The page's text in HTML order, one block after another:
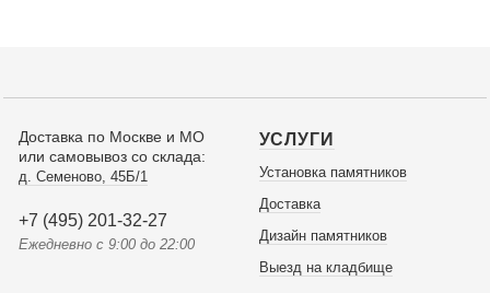
Доставка по Москве и МО
или самовывоз со склада:
д. Семеново, 45Б/1
+7 (495) 201-32-27
Ежедневно с 9:00 до 22:00
УСЛУГИ
Установка памятников
Доставка
Дизайн памятников
Выезд на кладбище